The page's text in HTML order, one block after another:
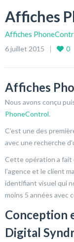
Affiches
Affiches
6 juillet 2015 0
Affiches
Nous avons conçu
PhoneControl.
C’est une des
avec une recherche
Cette opération a fait
l’agence et le client
identifiant visuel qui
moins 5 années avec
Conception
Digital